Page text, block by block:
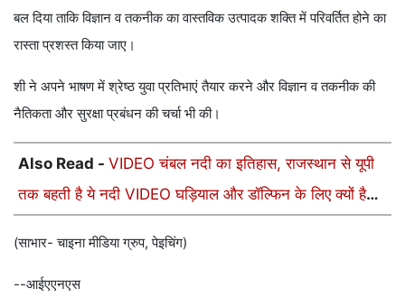
बल दिया ताकि विज्ञान व तकनीक का वास्तविक उत्पादक शक्ति में परिवर्तित होने का
रास्ता प्रशस्त किया जाए।
शी ने अपने भाषण में श्रेष्ठ युवा प्रतिभाएं तैयार करने और विज्ञान व तकनीक की
नैतिकता और सुरक्षा प्रबंधन की चर्चा भी की।
Also Read - VIDEO चंबल नदी का इतिहास, राजस्थान से यूपी
तक बहती है ये नदी VIDEO घड़ियाल और डॉल्फिन के लिए क्यों है
(साभार- चाइना मीडिया ग्रुप, पेइचिंग)
--आईएएनएस